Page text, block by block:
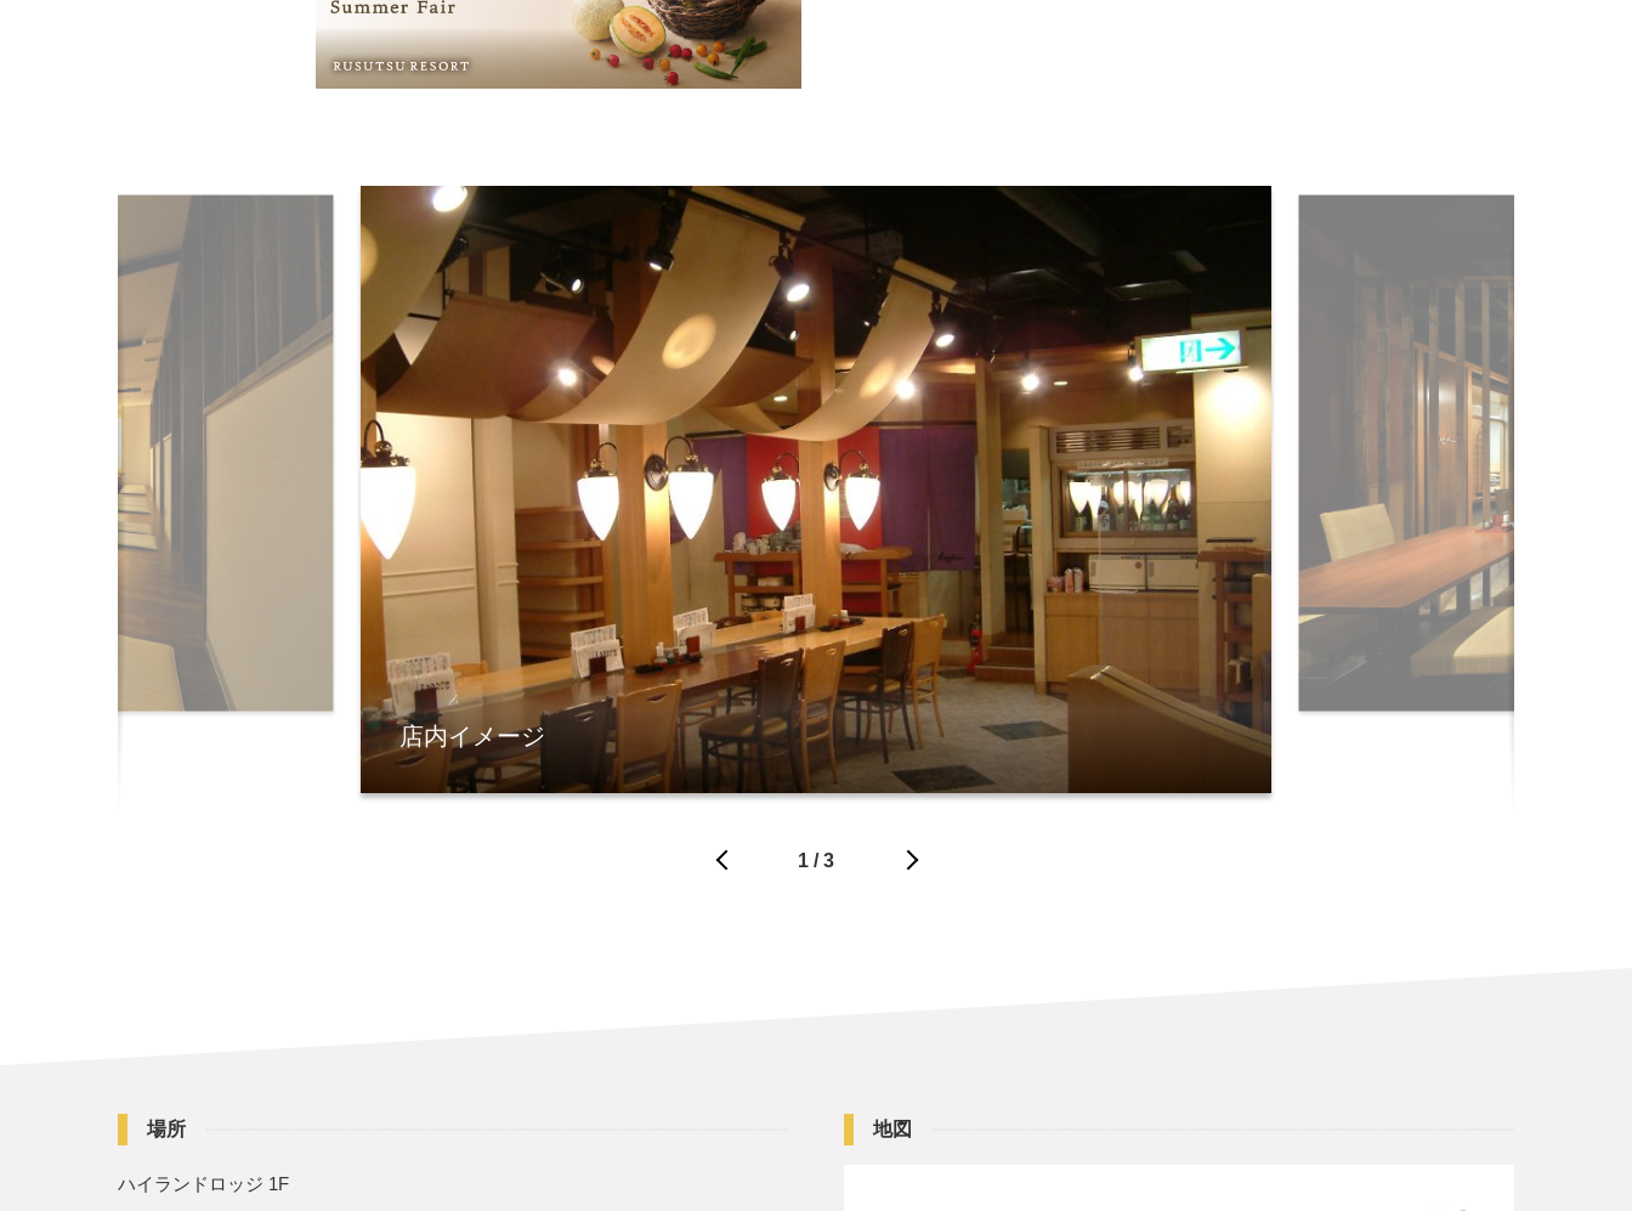
店内イメージ
1 /3
場所
ハイランドロッジ 1F
地図